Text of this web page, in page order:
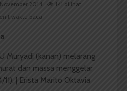
November 2014
141 dilihat
waktu baca